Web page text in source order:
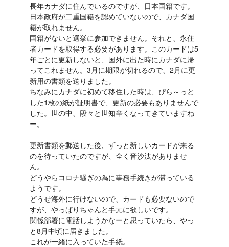
長年カナダに住んでいるのですが、日本国籍です。
日本政府が二重国籍を認めていないので、カナダ国
籍が取れません。
国籍がないと選挙に参加できません。それと、永住
者カードを取得する必要があります。このカードは5
年ごとに更新しないと、国外に出た時にカナダに帰
ってこれません。3月に期限が切れるので、2月に更
新用の書類を送りました。
ちなみにカナダに初めて移住した時は、ぴら～っと
した1枚の紙が証明書で、更新の必要もありませんで
した。世の中、段々と世知辛くなってきていますね
ー。
更新書類を郵送した後、ずっと新しいカードが来る
のを待っていたのですが、全く音沙汰がありませ
ん。
どうやらコロナ騒ぎの為に事務手続きが滞っている
ようです。
どうせ海外に行けないので、カードも必要ないので
すが、やっぱりちゃんと手元に欲しいです。
関係部署に電話しようかなーと思っていたら、やっ
と8月中頃に届きました。
これが一緒に入っていた手紙。